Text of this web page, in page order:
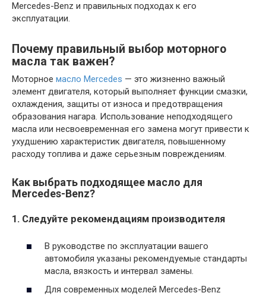
Mercedes-Benz и правильных подходах к его
эксплуатации.
Почему правильный выбор моторного
масла так важен?
Моторное масло Mercedes — это жизненно важный
элемент двигателя, который выполняет функции смазки,
охлаждения, защиты от износа и предотвращения
образования нагара. Использование неподходящего
масла или несвоевременная его замена могут привести к
ухудшению характеристик двигателя, повышенному
расходу топлива и даже серьезным повреждениям.
Как выбрать подходящее масло для
Mercedes-Benz?
1. Следуйте рекомендациям производителя
В руководстве по эксплуатации вашего
автомобиля указаны рекомендуемые стандарты
масла, вязкость и интервал замены.
Для современных моделей Mercedes-Benz